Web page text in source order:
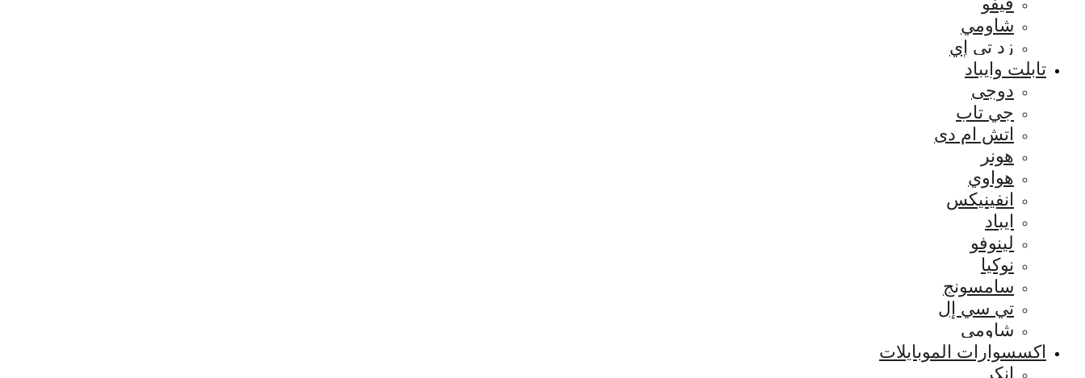
شاومي
زد تي إي
تابلت وايباد
دوجى
جي تاب
اتش ام دى
هونر
هواوي
انفينيكس
ايباد
لينوفو
نوكيا
سامسونج
تي سي إل
شاومي
اكسسوارات الموبايلات
انكر